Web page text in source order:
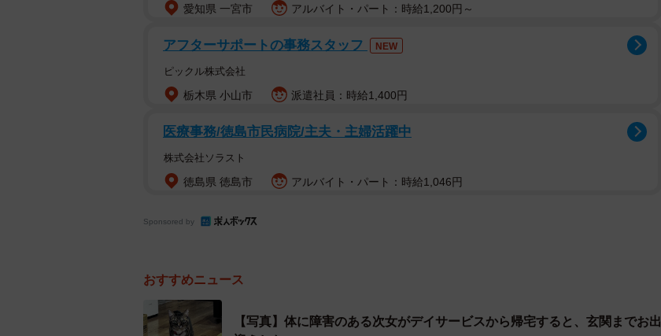
愛知県 一宮市 アルバイト・パート：時給1,200円～
アフターサポートの事務スタッフ NEW
ピックル株式会社
栃木県 小山市 派遣社員：時給1,400円
医療事務/徳島市民病院/主夫・主婦活躍中
株式会社ソラスト
徳島県 徳島市 アルバイト・パート：時給1,046円
Sponsored by
おすすめニュース
【写真】体に障害のある次女がデイサービスから帰宅すると、玄関までお出